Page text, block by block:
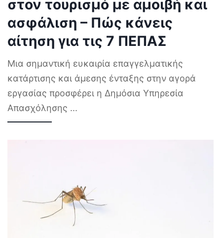
στον τουρισμό με αμοιβή και
ασφάλιση – Πώς κάνεις
αίτηση για τις 7 ΠΕΠΑΣ
Μια σημαντική ευκαιρία επαγγελματικής
κατάρτισης και άμεσης ένταξης στην αγορά
εργασίας προσφέρει η Δημόσια Υπηρεσία
Απασχόλησης ...